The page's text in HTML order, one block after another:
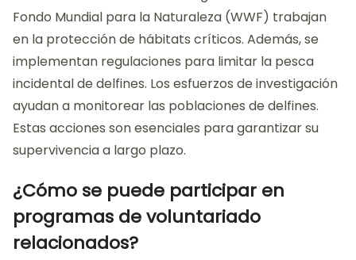
Fondo Mundial para la Naturaleza (WWF) trabajan
en la protección de hábitats críticos. Además, se
implementan regulaciones para limitar la pesca
incidental de delfines. Los esfuerzos de investigación
ayudan a monitorear las poblaciones de delfines.
Estas acciones son esenciales para garantizar su
supervivencia a largo plazo.
¿Cómo se puede participar en
programas de voluntariado
relacionados?